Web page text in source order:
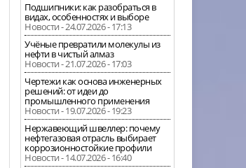
Подшипники: как разобраться в
видах, особенностях и выборе
Новости - 24.07.2026 - 17:13
Учёные превратили молекулы из
нефти в чистый алмаз
Новости - 21.07.2026 - 17:03
Чертежи как основа инженерных
решений: от идеи до
промышленного применения
Новости - 19.07.2026 - 19:23
Нержавеющий швеллер: почему
нефтегазовая отрасль выбирает
коррозионностойкие профили
Новости - 14.07.2026 - 16:40